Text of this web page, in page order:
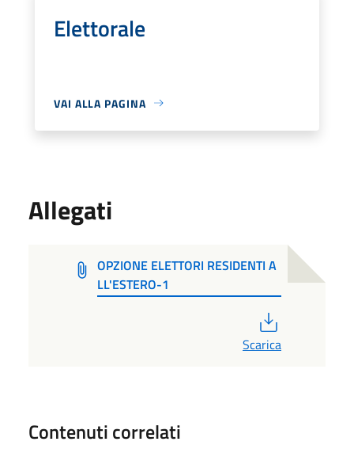
Elettorale
VAI ALLA PAGINA
Allegati
OPZIONE ELETTORI RESIDENTI A
LL'ESTERO-1
Scarica
Contenuti correlati